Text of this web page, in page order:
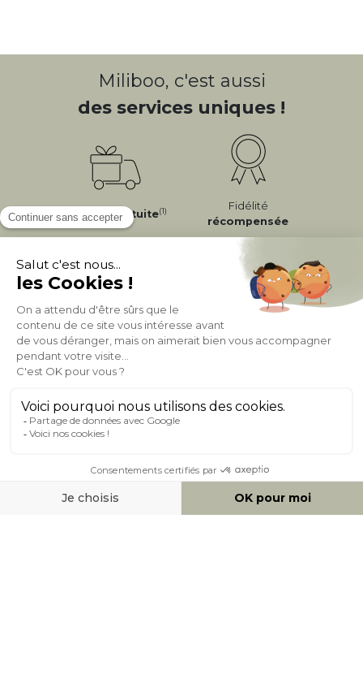
Miliboo, c'est aussi
des services uniques !
LivraisonGratuite(1)
Fidélité
récompensée
Expéditionen
24/72h
Appel gratuit
0 20 88 04 14
À PROPOS DE MILIBOO